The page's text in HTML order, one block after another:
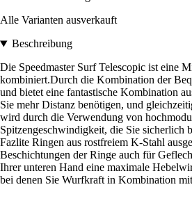
Alle Varianten ausverkauft
Beschreibung
Die Speedmaster Surf Telescopic ist eine
kombiniert.Durch die Kombination der
und bietet eine fantastische Kombination
Sie mehr Distanz benötigen, und
wird durch die Verwendung von
Spitzengeschwindigkeit, die Sie sicherlich
Fazlite Ringen aus rostfreiem K-Stahl
Beschichtungen der Ringe auch für
Ihrer unteren Hand eine maximale
bei denen Sie Wurfkraft in Kombination